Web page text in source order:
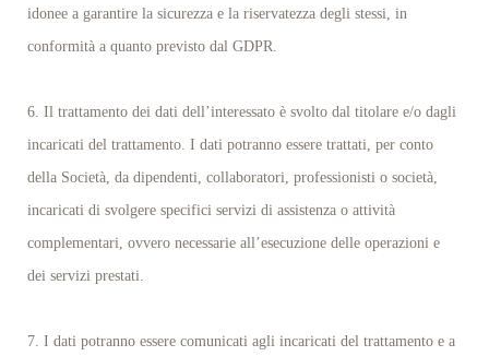
idonee a garantire la sicurezza e la riservatezza degli stessi, in
conformità a quanto previsto dal GDPR.
6. Il trattamento dei dati dell’interessato è svolto dal titolare e/o dagli
incaricati del trattamento. I dati potranno essere trattati, per conto
della Società, da dipendenti, collaboratori, professionisti o società,
incaricati di svolgere specifici servizi di assistenza o attività
complementari, ovvero necessarie all’esecuzione delle operazioni e
dei servizi prestati.
7. I dati potranno essere comunicati agli incaricati del trattamento e a